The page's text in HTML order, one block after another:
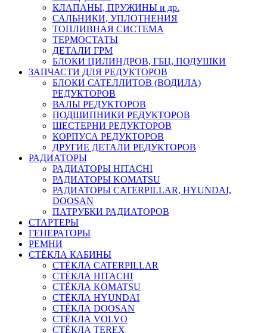
КЛАПАНЫ, ПРУЖИНЫ и др.
САЛЬНИКИ, УПЛОТНЕНИЯ
ТОПЛИВНАЯ СИСТЕМА
ТЕРМОСТАТЫ
ДЕТАЛИ ГРМ
БЛОКИ ЦИЛИНДРОВ, ГБЦ, ПОДУШКИ
ЗАПЧАСТИ ДЛЯ РЕДУКТОРОВ
БЛОКИ САТЕЛЛИТОВ (ВОДИЛА)
РЕДУКТОРОВ
ВАЛЫ РЕДУКТОРОВ
ПОДШИПНИКИ РЕДУКТОРОВ
ШЕСТЕРНИ РЕДУКТОРОВ
КОРПУСА РЕДУКТОРОВ
ДРУГИЕ ДЕТАЛИ РЕДУКТОРОВ
РАДИАТОРЫ
РАДИАТОРЫ HITACHI
РАДИАТОРЫ KOMATSU
РАДИАТОРЫ CATERPILLAR, HYUNDAI,
DOOSAN
ПАТРУБКИ РАДИАТОРОВ
СТАРТЕРЫ
ГЕНЕРАТОРЫ
РЕМНИ
СТЁКЛА КАБИНЫ
СТЁКЛА CATERPILLAR
СТЁКЛА HITACHI
СТЁКЛА KOMATSU
СТЁКЛА HYUNDAI
СТЁКЛА DOOSAN
СТЁКЛА VOLVO
СТЁКЛА TEREX